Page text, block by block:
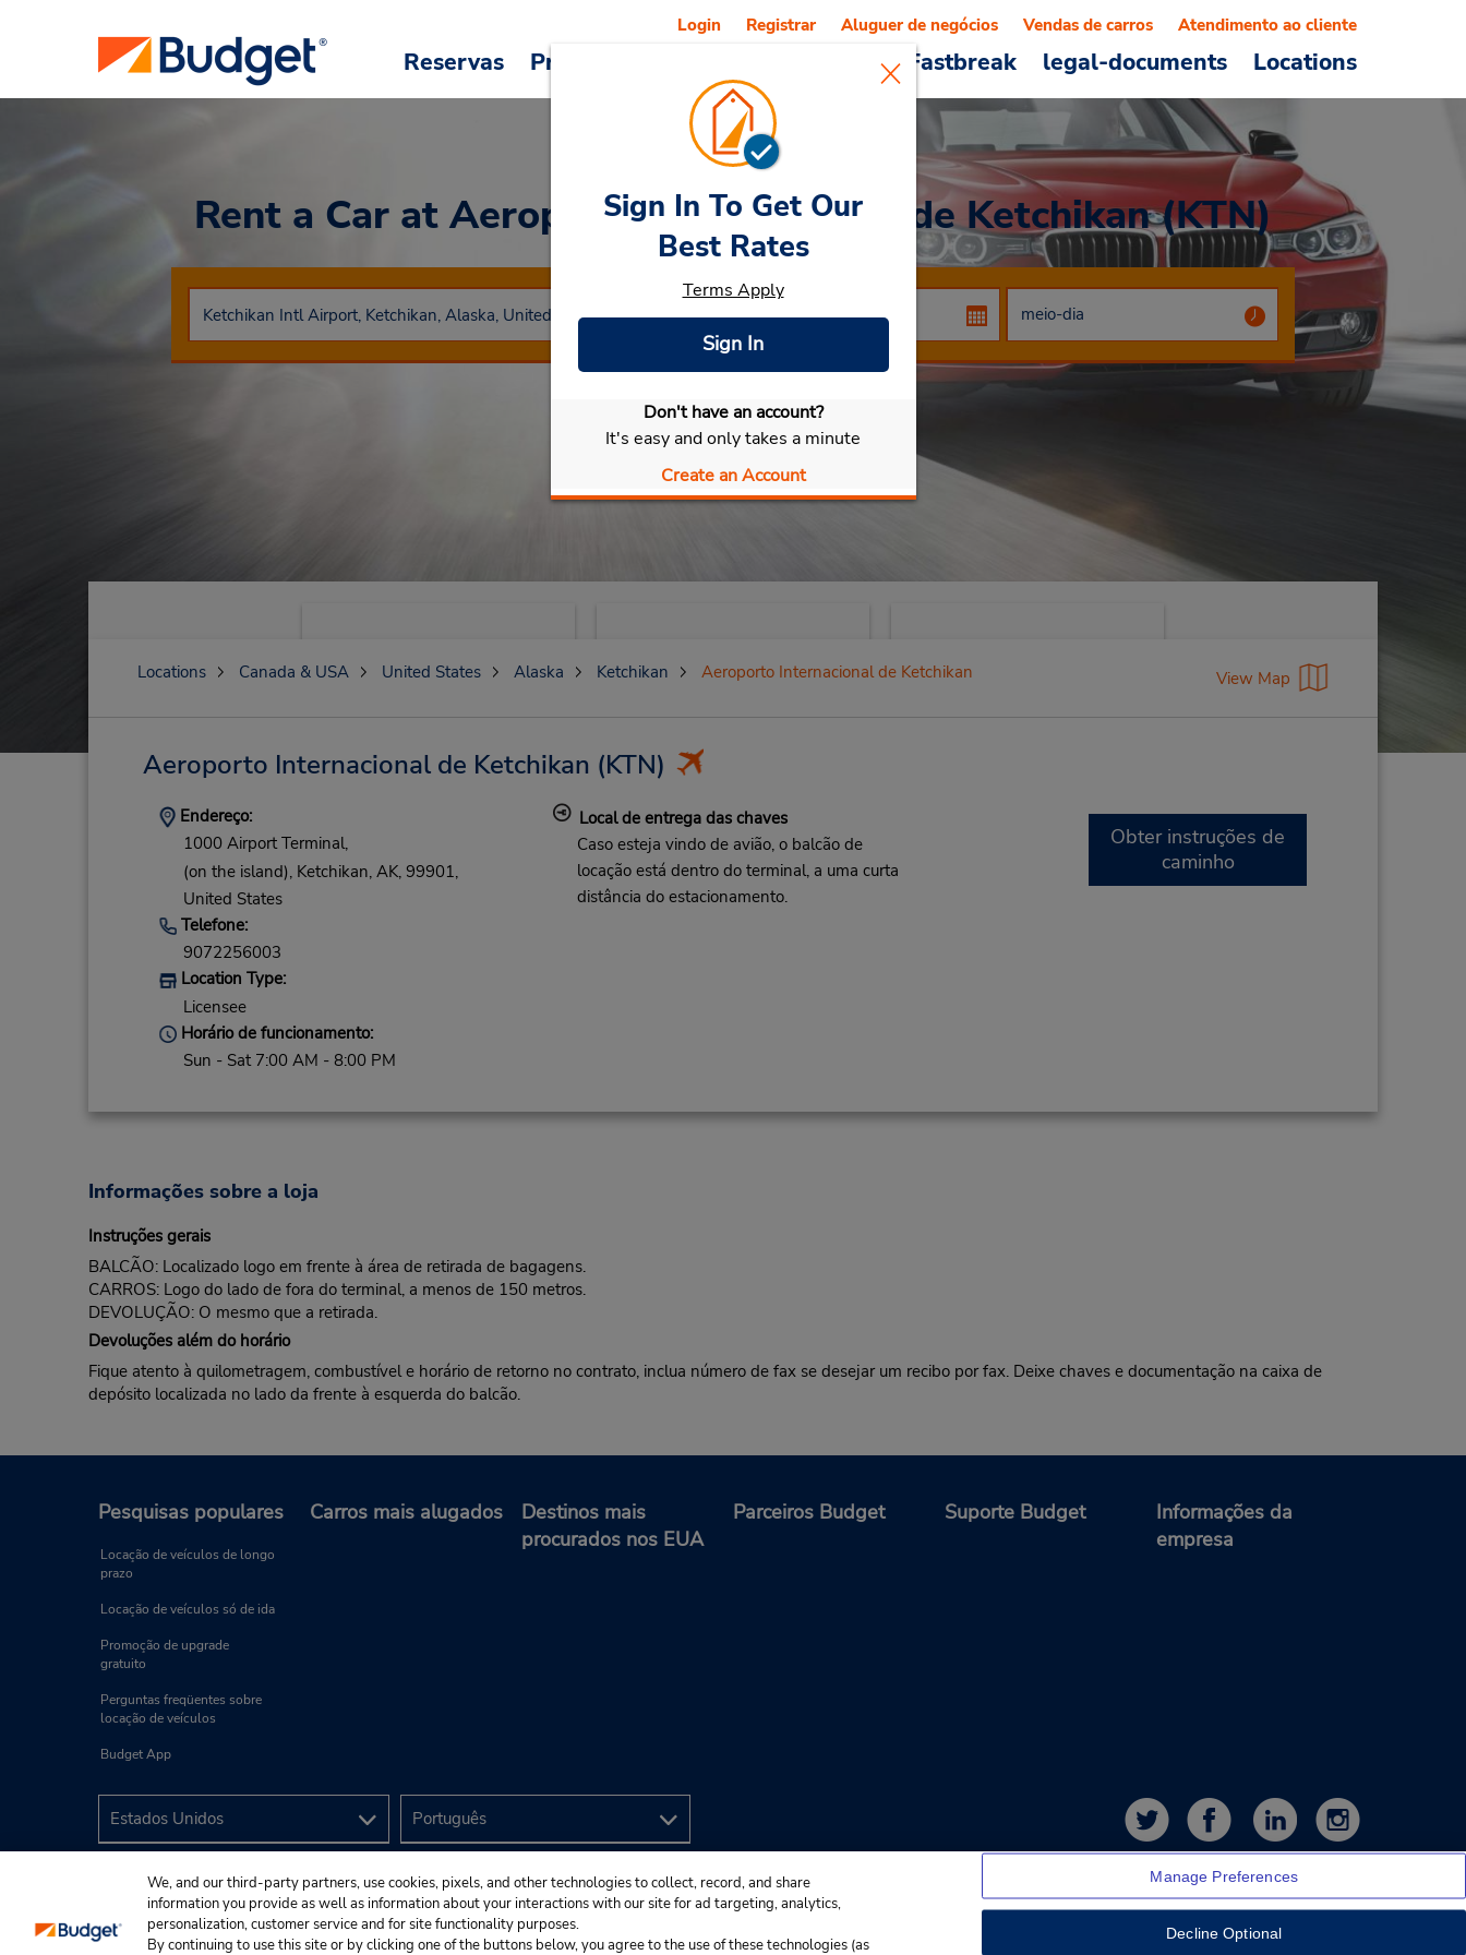
Reservas Promoções Veículos e serviços Fastbreak legal-documents Locations
Login Registrar Aluguer de negócios Vendas de carros Atendimento ao cliente
Rent a Car at Aeroporto Internacional de Ketchikan (KTN)
Selecionar meu carro
Sign In To Get Our
Best Rates
Terms Apply
Sign In
Don't have an account?
It's easy and only takes a minute
Create an Account
Locations Canada & USA United States Alaska Ketchikan Aeroporto Internacional de Ketchikan View Map
Aeroporto Internacional de Ketchikan (KTN)
Endereço:
1000 Airport Terminal,
(on the island), Ketchikan, AK, 99901,
United States
Telefone:
9072256003
Location Type:
Licensee
Horário de funcionamento:
Sun - Sat 7:00 AM - 8:00 PM
Local de entrega das chaves
Caso esteja vindo de avião, o balcão de
locação está dentro do terminal, a uma curta
distância do estacionamento.
Obter instruções de
caminho
Informações sobre a loja
Instruções gerais
BALCÃO: Localizado logo em frente à área de retirada de bagagens.
CARROS: Logo do lado de fora do terminal, a menos de 150 metros.
DEVOLUÇÃO: O mesmo que a retirada.
Devoluções além do horário
Fique atento à quilometragem, combustível e horário de retorno no contrato, inclua número de fax se desejar um recibo por fax. Deixe chaves e documentação na caixa de
depósito localizada no lado da frente à esquerda do balcão.
Pesquisas populares
Locação de veículos de longo
prazo
Locação de veículos só de ida
Promoção de upgrade
gratuito
Perguntas freqüentes sobre
locação de veículos
Budget App
Carros mais alugados
Destinos mais
procurados nos EUA
Parceiros Budget Suporte Budget
Informações da
empresa
We, and our third-party partners, use cookies, pixels, and other technologies to collect, record, and share
information you provide as well as information about your interactions with our site for ad targeting, analytics,
personalization, customer service and for site functionality purposes.
By continuing to use this site or by clicking one of the buttons below, you agree to the use of these technologies (as
Manage Preferences
Decline Optional